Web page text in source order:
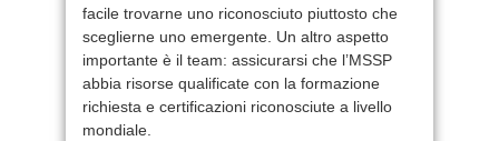
facile trovarne uno riconosciuto piuttosto che
sceglierne uno emergente. Un altro aspetto
importante è il team: assicurarsi che l’MSSP
abbia risorse qualificate con la formazione
richiesta e certificazioni riconosciute a livello
mondiale.